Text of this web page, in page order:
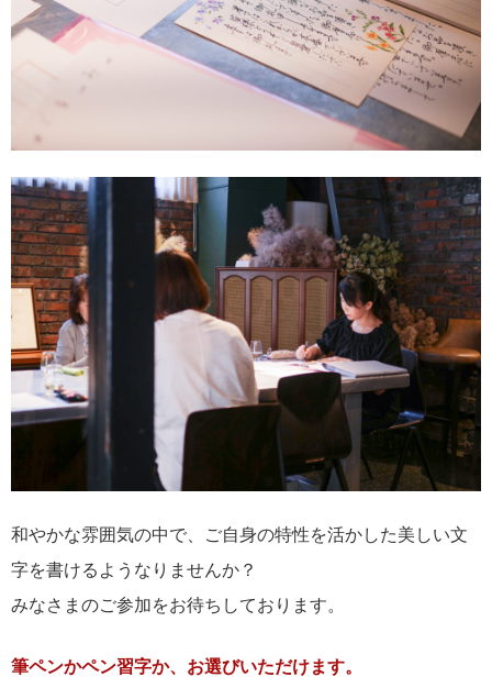
和やかな雰囲気の中で、ご自身の特性を活かした美しい文
字を書けるようなりませんか？
みなさまのご参加をお待ちしております。
筆ペンかペン習字か、お選びいただけます。